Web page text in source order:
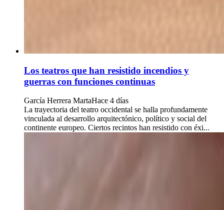
Los teatros que han resistido incendios y
guerras con funciones continuas
García Herrera MartaHace 4 días
La trayectoria del teatro occidental se halla profundamente
vinculada al desarrollo arquitectónico, político y social del
continente europeo. Ciertos recintos han resistido con éxi...